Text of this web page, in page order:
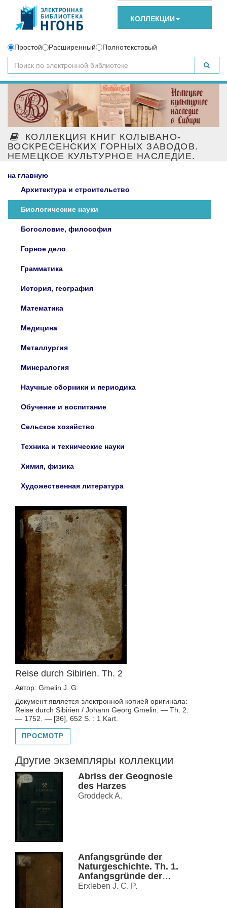
КОЛЛЕКЦИИ
Простой Расширенный Полнотекстовый
КОЛЛЕКЦИЯ КНИГ КОЛЫВАНО-
ВОСКРЕСЕНСКИХ ГОРНЫХ ЗАВОДОВ.
НЕМЕЦКОЕ КУЛЬТУРНОЕ НАСЛЕДИЕ.
на главную
Архитектура и строительство
Биологические науки
Богословие, философия
Горное дело
Грамматика
История, география
Математика
Медицина
Металлургия
Минералогия
Научные сборники и периодика
Обучение и воспитание
Сельское хозяйство
Техника и технические науки
Химия, физика
Художественная литература
Reise durch Sibirien. Th. 2
Автор: Gmelin J. G.
Документ является электронной копией оригинала:
Reise durch Sibirien / Johann Georg Gmelin. — Th. 2.
— 1752. — [36], 652 S. : 1 Kart.
ПРОСМОТР
Другие экземпляры коллекции
Abriss der Geognosie
des Harzes
Groddeck A.
Anfangsgründe der
Naturgeschichte. Th. 1.
Anfangsgründe der
Naturgeschichte
Erxleben J. C. P.